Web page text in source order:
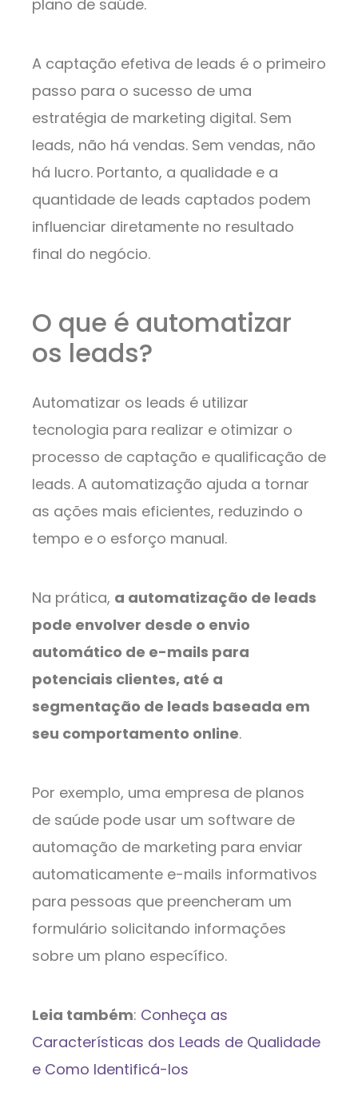
plano de saúde.
A captação efetiva de leads é o primeiro
passo para o sucesso de uma
estratégia de marketing digital. Sem
leads, não há vendas. Sem vendas, não
há lucro. Portanto, a qualidade e a
quantidade de leads captados podem
influenciar diretamente no resultado
final do negócio.
O que é automatizar
os leads?
Automatizar os leads é utilizar
tecnologia para realizar e otimizar o
processo de captação e qualificação de
leads. A automatização ajuda a tornar
as ações mais eficientes, reduzindo o
tempo e o esforço manual.
Na prática, a automatização de leads
pode envolver desde o envio
automático de e-mails para
potenciais clientes, até a
segmentação de leads baseada em
seu comportamento online.
Por exemplo, uma empresa de planos
de saúde pode usar um software de
automação de marketing para enviar
automaticamente e-mails informativos
para pessoas que preencheram um
formulário solicitando informações
sobre um plano específico.
Leia também: Conheça as
Características dos Leads de Qualidade
e Como Identificá-los